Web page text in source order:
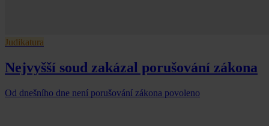
Judikatura
Nejvyšší soud zakázal porušování zákona
Od dnešního dne není porušování zákona povoleno